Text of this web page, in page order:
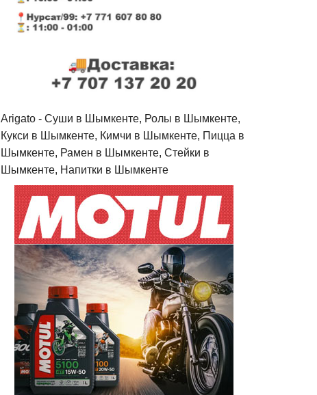
Arigato - Cуши в Шымкенте, Ролы в Шымкенте,
Кукси в Шымкенте, Кимчи в Шымкенте, Пицца в
Шымкенте, Рамен в Шымкенте, Стейки в
Шымкенте, Напитки в Шымкенте